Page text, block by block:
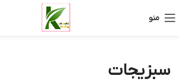
منو
سبزیجات